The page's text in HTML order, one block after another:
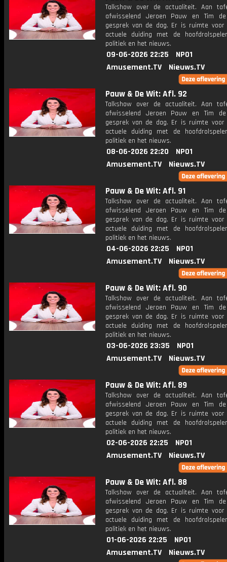
Talkshow over de actualiteit. Aan
afwisselend Jeroen Pauw en Tim
gesprek van de dag. Er is ruimte
actuele duiding met de
politiek en het nieuws.
09-06-2026 22:25
NPO1
Amusement.TV
Nieuws.TV
Pauw & De Wit: Afl. 92
Talkshow over de actualiteit. Aan
afwisselend Jeroen Pauw en Tim
gesprek van de dag. Er is ruimte
actuele duiding met de
politiek en het nieuws.
08-06-2026 22:20
NPO1
Amusement.TV
Nieuws.TV
Pauw & De Wit: Afl. 91
Talkshow over de actualiteit. Aan
afwisselend Jeroen Pauw en Tim
gesprek van de dag. Er is ruimte
actuele duiding met de
politiek en het nieuws.
04-06-2026 22:25
NPO1
Amusement.TV
Nieuws.TV
Pauw & De Wit: Afl. 90
Talkshow over de actualiteit. Aan
afwisselend Jeroen Pauw en Tim
gesprek van de dag. Er is ruimte
actuele duiding met de
politiek en het nieuws.
03-06-2026 23:35
NPO1
Amusement.TV
Nieuws.TV
Pauw & De Wit: Afl. 89
Talkshow over de actualiteit. Aan
afwisselend Jeroen Pauw en Tim
gesprek van de dag. Er is ruimte
actuele duiding met de
politiek en het nieuws.
02-06-2026 22:25
NPO1
Amusement.TV
Nieuws.TV
Pauw & De Wit: Afl. 88
Talkshow over de actualiteit. Aan
afwisselend Jeroen Pauw en Tim
gesprek van de dag. Er is ruimte
actuele duiding met de
politiek en het nieuws.
01-06-2026 22:25
NPO1
Amusement.TV
Nieuws.TV